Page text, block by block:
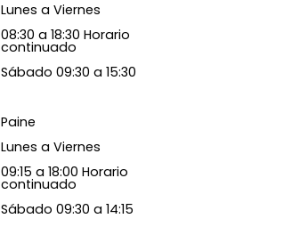
Lunes a Viernes
08:30 a 18:30 Horario
continuado
Sábado 09:30 a 15:30
Paine
Lunes a Viernes
09:15 a 18:00 Horario
continuado
Sábado 09:30 a 14:15